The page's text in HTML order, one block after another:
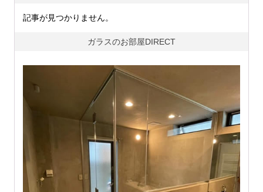
記事が見つかりません。
ガラスのお部屋DIRECT